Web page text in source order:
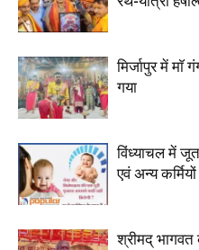
मिर्जापुर में माॅ
गया
विंध्याचल में
एवं अन्य
श्रीमद्